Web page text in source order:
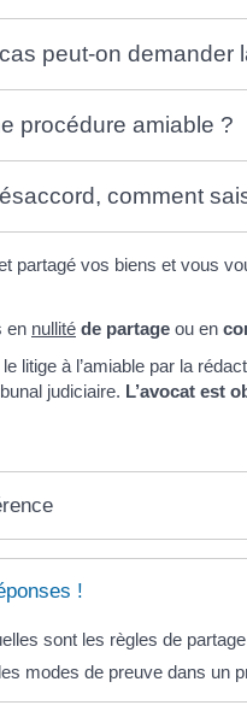
peut-on demander
procédure amiable ?
comment
partagé vos biens et vous
en nullité de partage ou en
litige à l’amiable par la
judiciaire. L’avocat est
!
sont les règles de
modes de preuve dans un